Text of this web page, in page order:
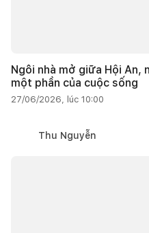
Ngôi nhà mở giữa Hội
một phần của cuộc sống
27/06/2026, lúc 10:00
Thu Nguyễn